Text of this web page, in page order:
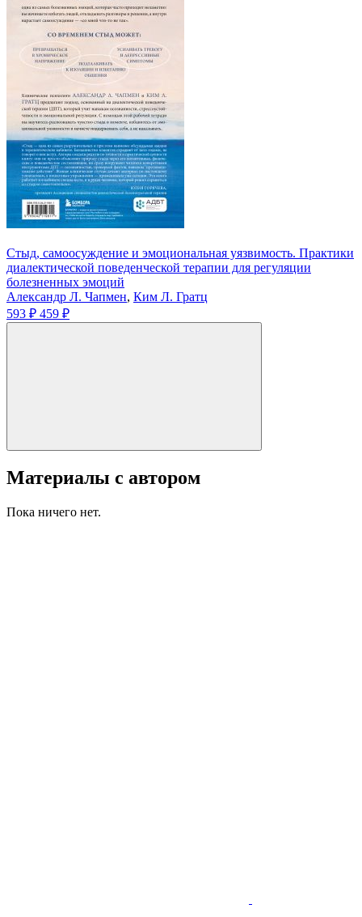
Стыд, самоосуждение и эмоциональная уязвимость. Практики
диалектической поведенческой терапии для регуляции
болезненных эмоций
Александр Л. Чапмен, Ким Л. Гратц
593 ₽ 459 ₽
Материалы с автором
Пока ничего нет.